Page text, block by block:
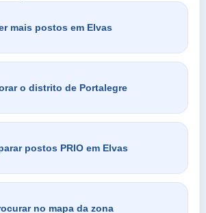
mais postos em Elvas
o distrito de Portalegre
postos PRIO em Elvas
no mapa da zona